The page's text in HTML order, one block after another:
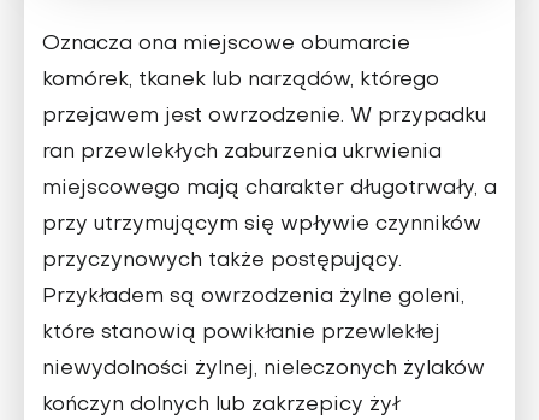
Oznacza ona miejscowe obumarcie
komórek, tkanek lub narządów, którego
przejawem jest owrzodzenie. W przypadku
ran przewlekłych zaburzenia ukrwienia
miejscowego mają charakter długotrwały, a
przy utrzymującym się wpływie czynników
przyczynowych także postępujący.
Przykładem są owrzodzenia żylne goleni,
które stanowią powikłanie przewlekłej
niewydolności żylnej, nieleczonych żylaków
kończyn dolnych lub zakrzepicy żył